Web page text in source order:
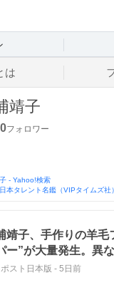
は
靖子
フォロワー
- Yahoo!検索
本タレント名鑑（VIPタイムズ社）
靖子、手作りの羊毛
ー”が大量発生。異
かわいい」
スト日本版 - 5日前